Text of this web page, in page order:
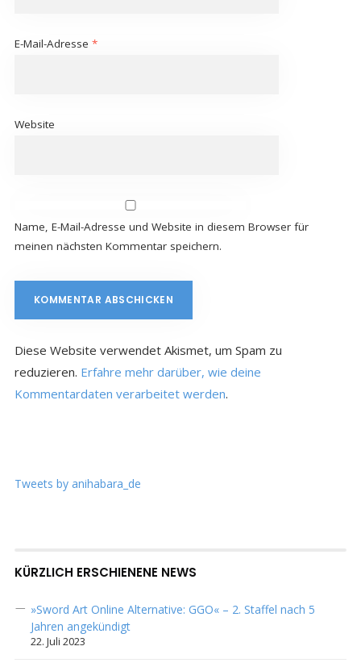
E-Mail-Adresse *
Website
Name, E-Mail-Adresse und Website in diesem Browser für
meinen nächsten Kommentar speichern.
Diese Website verwendet Akismet, um Spam zu
reduzieren. Erfahre mehr darüber, wie deine
Kommentardaten verarbeitet werden.
Tweets by anihabara_de
KÜRZLICH ERSCHIENENE NEWS
»Sword Art Online Alternative: GGO« – 2. Staffel nach 5
Jahren angekündigt
22. Juli 2023